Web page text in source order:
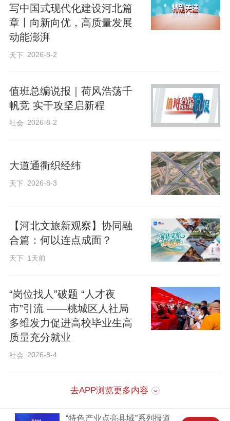
统筹。去年以来，武邑成立由县委书记、
县长任双组长的数智融合高质量发展行动
领导小组，发改、工信、网信、交通、农
业农村等部门协同推进，避免项目碎片化
在产业大脑统揽下，武邑县构建
起“1+9+N”全域直播矩阵——1个县级综合
间，目前已建成农产品直播间、品牌直播
间、工业品直播间、共享直播间等8个。同
选”三级选品机制，聚焦农特产品、工业制
造、非遗文创三大领域，精选53种核心产
品，锁定89种优质产品，形成稳定货盘。
商直播带货的若干措施》，建立联合工作
专班，实行“一企一策”上门帮扶，为产业发
展筑牢机制保障。
开播赋能，双线并进齐发力
镜头对准车间里的自动切割机床，主播手
持游标卡尺实测钢板精度，评论区采购意
写中国式现代化建设河北篇
章丨向新向优，高质量发展
动能澎湃
天下 2026-8-2
值班总编说报｜荷风浩荡千
帆竞 实干攻坚启新程
社会 2026-8-2
大道通衢织经纬
天下 2026-8-3
【河北文旅新观察】协同融
合篇：何以连点成面？
天下 1天前
“岗位找人”破题 “人才夜
市”引流 ——桃城区人社局
多维发力促进高校毕业生高
质量充分就业
社会 2026-8-4
去APP浏览更多内容
“特色产业点亮县域”系列报道